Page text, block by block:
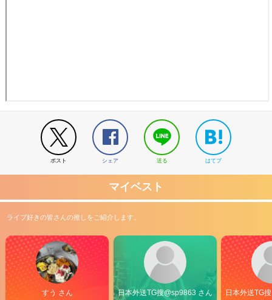
ポスト シェア 送る はてブ
マイベスト
ライブ好きの皆さんの推しをご紹介します。
すう さん 日本外送TG搜@sp9863 さん 日本外送TG